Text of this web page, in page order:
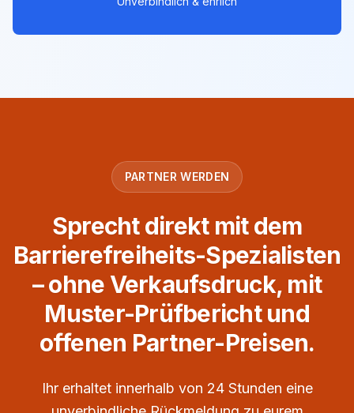
PARTNER WERDEN
Sprecht direkt mit dem
Barrierefreiheits-Spezialisten
– ohne Verkaufsdruck, mit
Muster-Prüfbericht und
offenen Partner-Preisen.
Ihr erhaltet innerhalb von 24 Stunden eine